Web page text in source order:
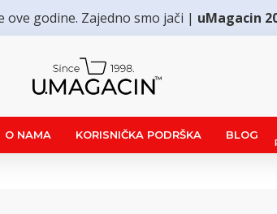
ove godine. Zajedno smo jači | uMagacin
O NAMA KORISNIČKA PODRŠKA BLOG